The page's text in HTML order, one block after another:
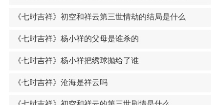
《七时吉祥》初空和祥云第三世情劫的结局是什么
《七时吉祥》杨小祥的父母是谁杀的
《七时吉祥》杨小祥把绣球抛给了谁
《七时吉祥》沧海是祥云吗